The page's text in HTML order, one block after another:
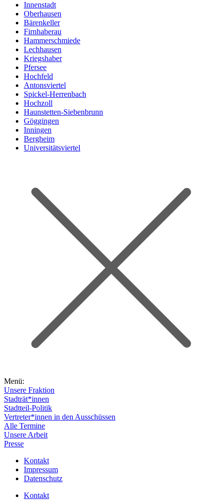
Innenstadt
Oberhausen
Bärenkeller
Firnhaberau
Hammerschmiede
Lechhausen
Kriegshaber
Pfersee
Hochfeld
Antonsviertel
Spickel-Herrenbach
Hochzoll
Haunstetten-Siebenbrunn
Göggingen
Inningen
Bergheim
Universitätsviertel
Menü:
Unsere Fraktion
Stadträt*innen
Stadtteil-Politik
Vertreter*innen in den Ausschüssen
Alle Termine
Unsere Arbeit
Presse
Kontakt
Impressum
Datenschutz
Kontakt